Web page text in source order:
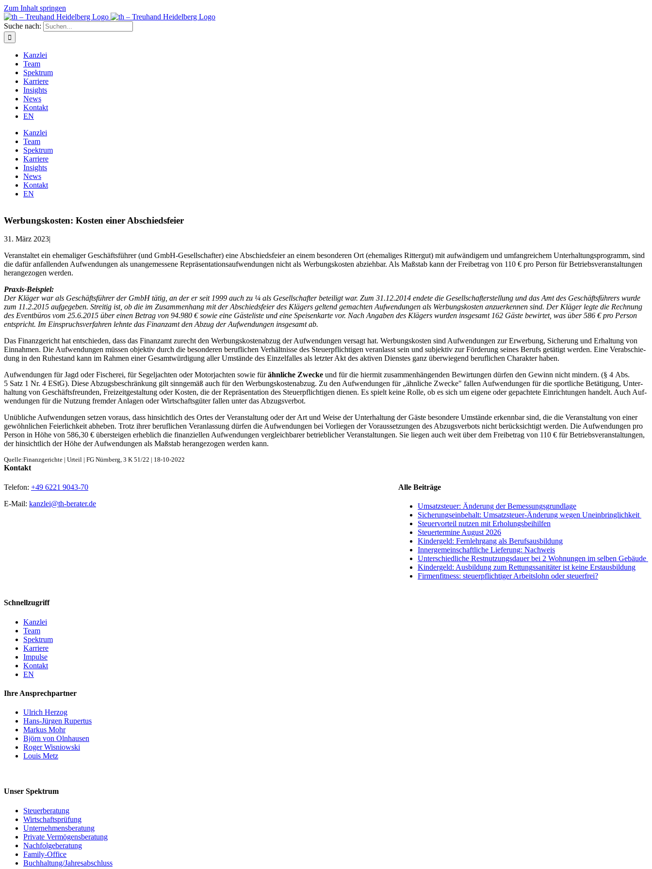
Zum Inhalt springen
Suche nach:
Kanz­lei
Team
Spek­trum
Kar­rie­re
Insights
News
Kon­takt
EN
Kanz­lei
Team
Spek­trum
Kar­rie­re
Insights
News
Kon­takt
EN
Wer­bungs­kos­ten: Kos­ten einer Abschiedsfeier
31. März 2023|
Ver­an­stal­tet ein ehe­ma­li­ger Geschäfts­füh­rer (und GmbH-Gesell­schaf­ter) eine Abschieds­fei­er an einem beson­de­ren Ort (ehe­ma­li­ges Rit­ter­gut) mit auf­wän­di­gem und umfang­rei­chem Unter­hal­tungs­pro­gramm, sind
die dafür anfal­len­den Auf­wen­dun­gen als unan­ge­mes­se­ne Reprä­sen­ta­ti­ons­auf­wen­dun­gen nicht als Wer­bungs­kos­ten abzieh­bar. Als Maß­stab kann der Frei­be­trag von 110 € pro Per­son für Betriebs­ver­an­stal­tun­gen
her­an­ge­zo­gen werden.
Pra­xis-Bei­spiel:
Der Klä­ger war als Geschäfts­füh­rer der GmbH tätig, an der er seit 1999 auch zu ¼ als Gesell­schaf­ter betei­ligt war. Zum 31.12.2014 ende­te die Gesell­schaf­ter­stel­lung und das Amt des Geschäfts­füh­rers wur­de
zum 11.2.2015 auf­ge­ge­ben. Strei­tig ist, ob die im Zusam­men­hang mit der Abschieds­fei­er des Klä­gers gel­tend gemach­ten Auf­wen­dun­gen als Wer­bungs­kos­ten anzu­er­ken­nen sind. Der Klä­ger leg­te die Rech­nung
des Event­bü­ros vom 25.6.2015 über einen Betrag von 94.980 € sowie eine Gäs­te­lis­te und eine Spei­sen­kar­te vor. Nach Anga­ben des Klä­gers wur­den ins­ge­samt 162 Gäs­te bewir­tet, was über 586 € pro Per­son
ent­spricht. Im Ein­spruchs­ver­fah­ren lehn­te das Finanz­amt den Abzug der Auf­wen­dun­gen ins­ge­samt ab.
Das Finanz­ge­richt hat ent­schie­den, dass das Finanz­amt zurecht den Wer­bungs­kos­ten­ab­zug der Auf­wen­dun­gen ver­sagt hat. Wer­bungs­kos­ten sind Auf­wen­dun­gen zur Erwer­bung, Siche­rung und Erhal­tung von
Ein­nah­men. Die Auf­wen­dun­gen müs­sen objek­tiv durch die beson­de­ren beruf­li­chen Ver­hält­nis­se des Steu­er­pflich­ti­gen ver­an­lasst sein und sub­jek­tiv zur För­de­rung sei­nes Berufs getä­tigt wer­den. Eine Ver­ab­schie­
dung in den Ruhe­stand kann im Rah­men einer Gesamt­wür­di­gung aller Umstän­de des Ein­zel­fal­les als letz­ter Akt des akti­ven Diens­tes ganz über­wie­gend beruf­li­chen Cha­rak­ter haben.
Auf­wen­dun­gen für Jagd oder Fische­rei, für Segel­jach­ten oder Motor­jach­ten sowie fürähn­li­che Zwe­cke und für die hier­mit zusam­men­hän­gen­den Bewir­tun­gen dür­fen den Gewinn nicht min­dern. (§ 4 Abs.
5 Satz 1 Nr. 4 EStG). Die­se Abzugs­be­schrän­kung gilt sinn­ge­mäß auch für den Wer­bungs­kos­ten­ab­zug. Zu den Auf­wen­dun­gen für „ähn­li­che Zwe­cke" fal­len Auf­wen­dun­gen für die sport­li­che Betä­ti­gung, Unter­
hal­tung von Geschäfts­freun­den, Frei­zeit­ge­stal­tung oder Kos­ten, die der Reprä­sen­ta­ti­on des Steu­er­pflich­ti­gen die­nen. Es spielt kei­ne Rol­le, ob es sich um eige­ne oder gepach­te­te Ein­rich­tun­gen han­delt. Auch Auf­
wen­dun­gen für die Nut­zung frem­der Anla­gen oder Wirt­schafts­gü­ter fal­len unter das Abzugsverbot.
Unüb­li­che Auf­wen­dun­gen set­zen vor­aus, dass hin­sicht­lich des Ortes der Ver­an­stal­tung oder der Art und Wei­se der Unter­hal­tung der Gäs­te beson­de­re Umstän­de erkenn­bar sind, die die Ver­an­stal­tung von einer
gewöhn­li­chen Fei­er­lich­keit abhe­ben. Trotz ihrer beruf­li­chen Ver­an­las­sung dür­fen die Auf­wen­dun­gen bei Vor­lie­gen der Vor­aus­set­zun­gen des Abzugs­ver­bots nicht berück­sich­tigt wer­den. Die Auf­wen­dun­gen pro
Per­son in Höhe von 586,30 € über­stei­gen erheb­lich die finan­zi­el­len Auf­wen­dun­gen ver­gleich­ba­rer betrieb­li­cher Ver­an­stal­tun­gen. Sie lie­gen auch weit über dem Frei­be­trag von 110 € für Betriebs­ver­an­stal­tun­gen,
der hin­sicht­lich der Höhe der Auf­wen­dun­gen als Maß­stab her­an­ge­zo­gen wer­den kann.
Quelle:Finanzgerichte | Urteil | FG Nürn­berg, 3 K 51/22 | 18-10-2022
Alle Bei­trä­ge
Umsatz­steu­er: Ände­rung der Bemessungsgrundlage
Siche­rungs­ein­be­halt: Umsatz­steu­er-Ände­rung wegen Uneinbringlichkeit
Steu­er­vor­teil nut­zen mit Erholungsbeihilfen
Steu­er­ter­mi­ne August 2026
Kin­der­geld: Fern­lehr­gang als Berufsausbildung
Inner­ge­mein­schaft­li­che Lie­fe­rung: Nachweis
Unter­schied­li­che Rest­nut­zungs­dau­er bei 2 Woh­nun­gen im sel­ben Gebäude
Kin­der­geld: Aus­bil­dung zum Ret­tungs­sa­ni­tä­ter ist kei­ne Erstausbildung
Fir­men­fit­ness: steu­er­pflich­ti­ger Arbeits­lohn oder steuerfrei?
Kon­takt
Telefon: +49 6221 9043-70
E-Mail: kanzlei@th-berater.de
Schnell­zu­griff
Kanz­lei
Team
Spek­trum
Kar­rie­re
Impul­se
Kon­takt
EN
Ihre Ansprech­part­ner
Ulrich Her­zog
Hans-Jür­­gen Rupertus
Mar­kus Mohr
Björn von Olnhausen
Roger Wis­niow­ski
Lou­is Metz
Unser Spek­trum
Steu­er­be­ra­tung
Wirt­schafts­prü­fung
Unter­neh­mens­be­ra­tung
Pri­va­te Vermögensberatung
Nach­fol­ge­be­ra­tung
Fami­­ly-Office
Buchhaltung/​​Jahresabschluss